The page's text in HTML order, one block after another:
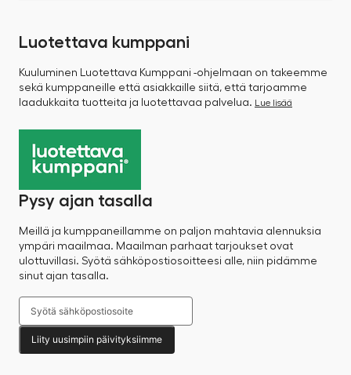
Luotettava kumppani
Kuuluminen Luotettava Kumppani -ohjelmaan on takeemme
sekä kumppaneille että asiakkaille siitä, että tarjoamme
laadukkaita tuotteita ja luotettavaa palvelua. Lue lisää
Pysy ajan tasalla
Meillä ja kumppaneillamme on paljon mahtavia alennuksia
ympäri maailmaa. Maailman parhaat tarjoukset ovat
ulottuvillasi. Syötä sähköpostiosoitteesi alle, niin pidämme
sinut ajan tasalla.
Liity uusimpiin päivityksiimme